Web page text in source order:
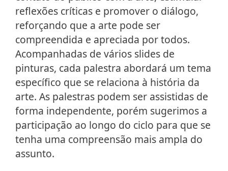
reflexões críticas e promover o diálogo,
reforçando que a arte pode ser
compreendida e apreciada por todos.
Acompanhadas de vários slides de
pinturas, cada palestra abordará um tema
específico que se relaciona à história da
arte. As palestras podem ser assistidas de
forma independente, porém sugerimos a
participação ao longo do ciclo para que se
tenha uma compreensão mais ampla do
assunto.